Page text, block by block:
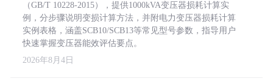
（GB/T 10228-2015），提供1000kVA变压器损耗计算实
例，分步骤说明变损计算方法，并附电力变压器损耗计算
实例表格，涵盖SCB10/SCB13等常见型号参数，指导用户
快速掌握变压器能效评估要点。
2026年8月4日